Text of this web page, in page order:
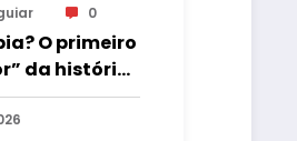
0
O primeiro
da história
se